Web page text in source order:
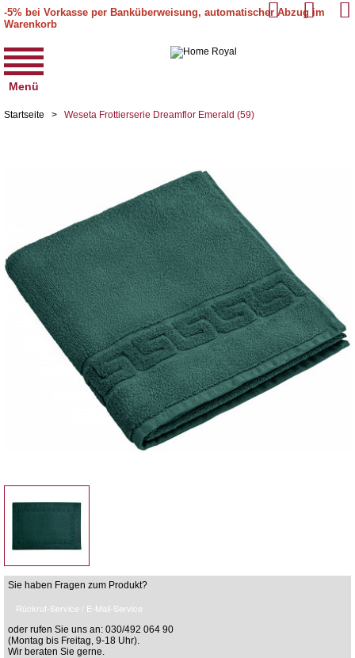
-5% bei Vorkasse per Banküberweisung, automatischer Abzug im
Warenkorb
Menü
Startseite > Weseta Frottierserie Dreamflor Emerald (59)
Sie haben Fragen zum Produkt?
Rückruf-Service / E-Mail-Service
oder rufen Sie uns an: 030/492 064 90
(Montag bis Freitag, 9-18 Uhr).
Wir beraten Sie gerne.